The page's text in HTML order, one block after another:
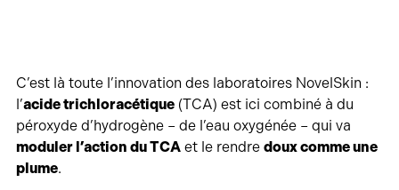
C’est là toute l’innovation des laboratoires NovelSkin :
l’acide trichloracétique(TCA) est ici combiné à du
péroxyde d’hydrogène – de l’eau oxygénée – qui va
moduler l’action du TCAet le rendre doux comme une
plume.